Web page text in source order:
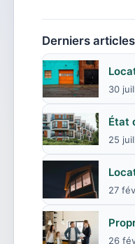
Derniers articles
30
État
25
27
26